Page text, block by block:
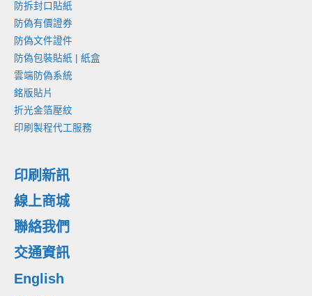
防拆封口貼紙
防偽有價證券
防偽文件證件
防偽包裝貼紙 | 紙盒
雲端防偽系統
銘版貼片
折光金箔壓紋
印刷製程代工服務
印刷新訊
線上商城
聯絡我們
交通資訊
English